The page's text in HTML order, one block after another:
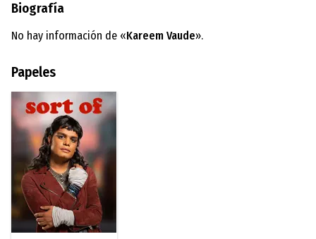
Biografía
No hay información de «Kareem Vaude».
Papeles